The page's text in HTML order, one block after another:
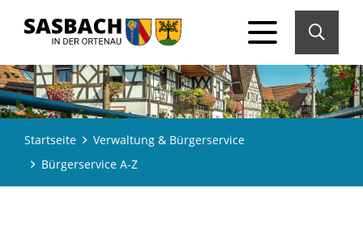
Startseite
Verwaltung & Bürgerservice
Bürgerservice A-Z